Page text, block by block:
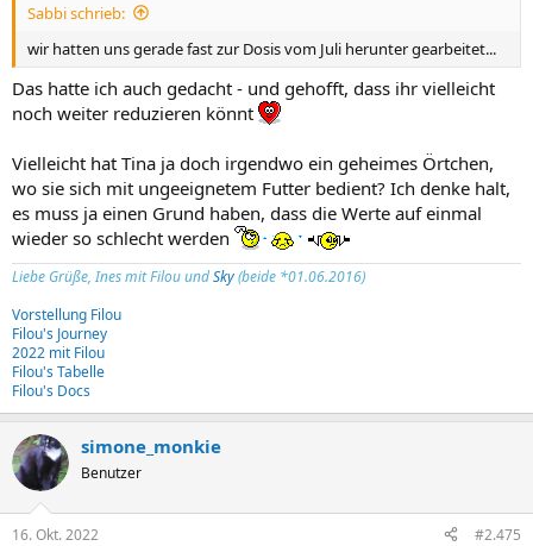
Sabbi schrieb:
wir hatten uns gerade fast zur Dosis vom Juli herunter gearbeitet...
Das hatte ich auch gedacht - und gehofft, dass ihr vielleicht
noch weiter reduzieren könnt
Vielleicht hat Tina ja doch irgendwo ein geheimes Örtchen,
wo sie sich mit ungeeignetem Futter bedient? Ich denke halt,
es muss ja einen Grund haben, dass die Werte auf einmal
wieder so schlecht werden
Liebe Grüße, Ines mit Filou undSky(beide *01.06.2016)
Vorstellung Filou
Filou's Journey
2022 mit Filou
Filou's Tabelle
Filou's Docs
simone_monkie
Benutzer
16. Okt. 2022 #2.475